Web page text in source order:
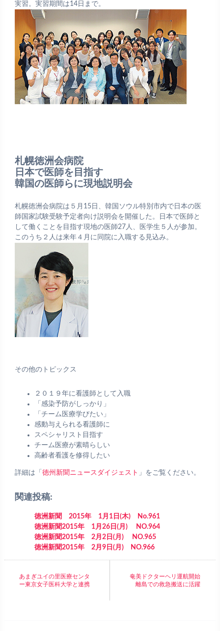
実習。実習期間は14日まで。
札幌徳洲会病院
日本で医師を目指す
韓国の医師らに現地説明会
札幌徳洲会病院は５月15日、韓国ソウル特別市内で日本の医
師国家試験受験予定者向け説明会を開催した。日本で医師と
して働くことを目指す現地の医師27人、医学生５人が参加。
このうち２人は来年４月に同院に入職する見込み。
その他のトピックス
２０１９年に看護師として入職
「感染予防がしっかり」
「チーム医療学びたい」
感動与えられる看護師に
スペシャリスト目指す
チーム医療が素晴らしい
高齢者看護を修得したい
詳細は「 徳州新聞ニュースダイジェスト 」をご覧ください。
関連投稿:
徳洲新聞 2015年 1月1日(木) No.961
徳洲新聞2015年 1月26日(月) NO.964
徳洲新聞2015年 2月2日(月) NO.965
徳洲新聞2015年 2月9日(月) NO.966
あまぎユイの里医療センタ
ー東京女子医科大学と連携
奄美ドクターヘリ運航開始
離島での救急搬送に活躍